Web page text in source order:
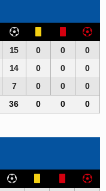
15 0 0
0
14 0 0
0
7 0 0
0
36 0 0 0